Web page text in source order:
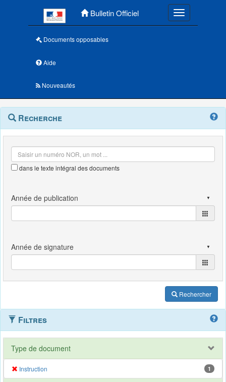
Bulletin Officiel Toggle
Documents opposables
Aide
Nouveautés
Navigation
outils
Menu
contextuel
Recherche
dans le texte intégral des documents
Rechercher
Filtres
Type de document
Instruction 1